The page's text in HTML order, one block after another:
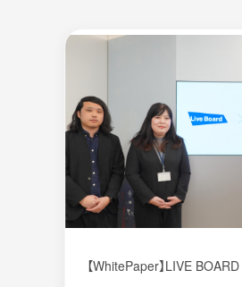
【WhitePaper】LIVE BOARD